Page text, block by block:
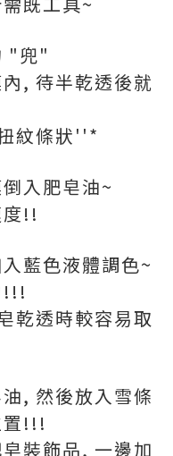
"兜"
, 待半乾透後就
紋條狀''*
入肥皂油~
!!
藍色液體調色~
!!!
乾透時較容易取
, 然後放入雪條
置!!!
裝飾品, 一邊加